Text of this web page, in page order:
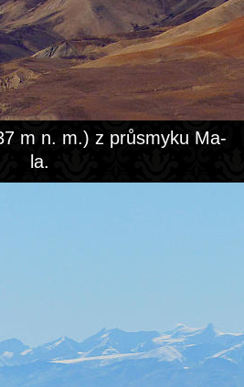
m n. m.) z průsmyku Ma-
la.